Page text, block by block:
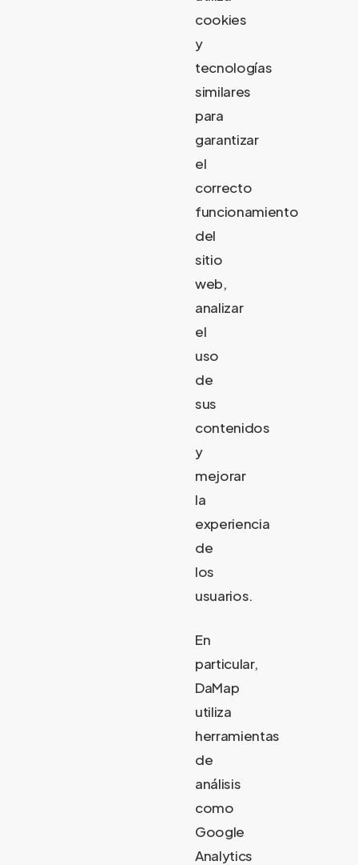
cookies
y
tecnologías
similares
para
garantizar
el
correcto
funcionamiento
del
sitio
web,
analizar
el
uso
de
sus
contenidos
y
mejorar
la
experiencia
de
los
usuarios.
En
particular,
DaMap
utiliza
herramientas
de
análisis
como
Google
Analytics